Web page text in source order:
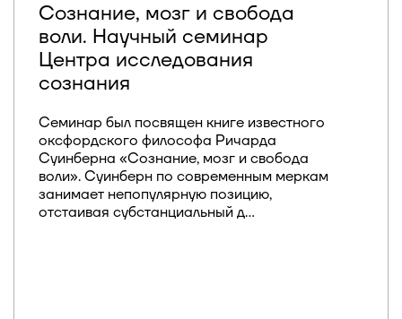
Сознание, мозг и свобода
воли. Научный семинар
Центра исследования
сознания
Семинар был посвящен книге известного
оксфордского философа Ричарда
Суинберна «Сознание, мозг и свобода
воли». Суинберн по современным меркам
занимает непопулярную позицию,
отстаивая субстанциальный д...